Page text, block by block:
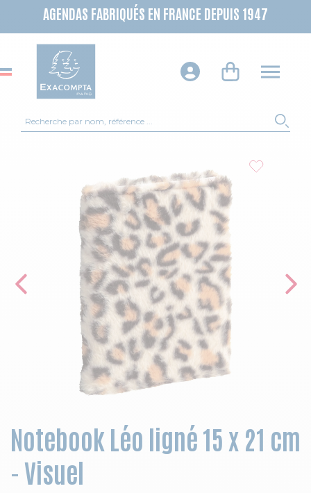
AGENDAS FABRIQUÉS EN FRANCE DEPUIS 1947
Notebook Léo ligné 15 x 21 cm
- Visuel